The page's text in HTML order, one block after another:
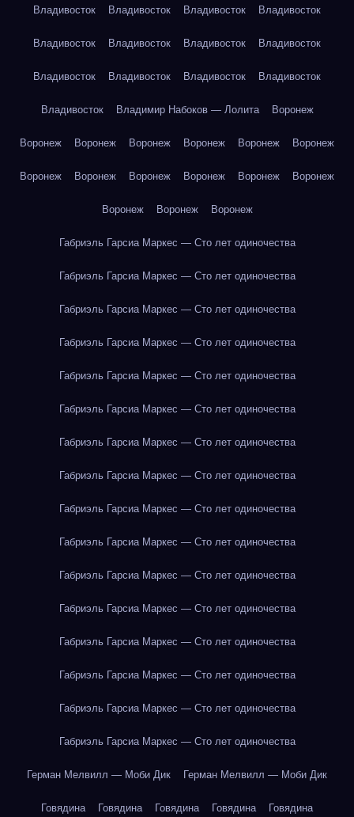
Владивосток Владивосток Владивосток Владивосток
Владивосток Владивосток Владивосток Владивосток
Владивосток Владивосток Владивосток Владивосток
Владивосток Владимир Набоков — Лолита Воронеж
Воронеж Воронеж Воронеж Воронеж Воронеж Воронеж
Воронеж Воронеж Воронеж Воронеж Воронеж Воронеж
Воронеж Воронеж Воронеж
Габриэль Гарсиа Маркес — Сто лет одиночества
Габриэль Гарсиа Маркес — Сто лет одиночества
Габриэль Гарсиа Маркес — Сто лет одиночества
Габриэль Гарсиа Маркес — Сто лет одиночества
Габриэль Гарсиа Маркес — Сто лет одиночества
Габриэль Гарсиа Маркес — Сто лет одиночества
Габриэль Гарсиа Маркес — Сто лет одиночества
Габриэль Гарсиа Маркес — Сто лет одиночества
Габриэль Гарсиа Маркес — Сто лет одиночества
Габриэль Гарсиа Маркес — Сто лет одиночества
Габриэль Гарсиа Маркес — Сто лет одиночества
Габриэль Гарсиа Маркес — Сто лет одиночества
Габриэль Гарсиа Маркес — Сто лет одиночества
Габриэль Гарсиа Маркес — Сто лет одиночества
Габриэль Гарсиа Маркес — Сто лет одиночества
Габриэль Гарсиа Маркес — Сто лет одиночества
Герман Мелвилл — Моби Дик Герман Мелвилл — Моби Дик
Говядина Говядина Говядина Говядина Говядина